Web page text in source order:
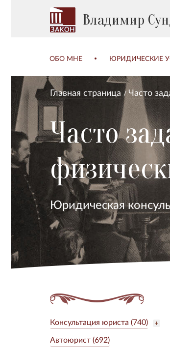
Владимир
ОБО МНЕ ЮРИДИЧЕСКИЕ
Главная страница Часто
Часто
Юридическая
Консультация юриста (740)
Автоюрист (692)